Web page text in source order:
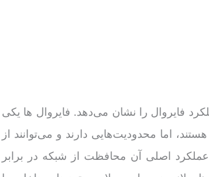
فایروال را نشان می‌دهد. فایروال ها یکی
اما محدودیت‌هایی دارند و می‌توانند از
اصلی آن محافظت از شبکه در برابر